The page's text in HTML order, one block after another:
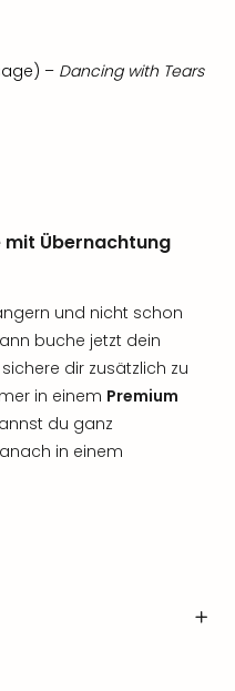
– Dancing with Tears
mit Übernachtung
und nicht schon
buche jetzt dein
dir zusätzlich zu
in einem Premium
du ganz
in einem